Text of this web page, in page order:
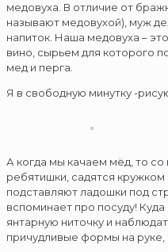
медовуха. В отличие от
называют медовухой), муж
напиток. Наша медовуха –
вино, сырьем для которого
мед и перга.
Я в свободную минутку -
А когда мы качаем мёд, то
ребятишки, садятся кружком
подставляют ладошки под
вспоминает про посуду!
янтарную ниточку и
причудливые формы на руке,